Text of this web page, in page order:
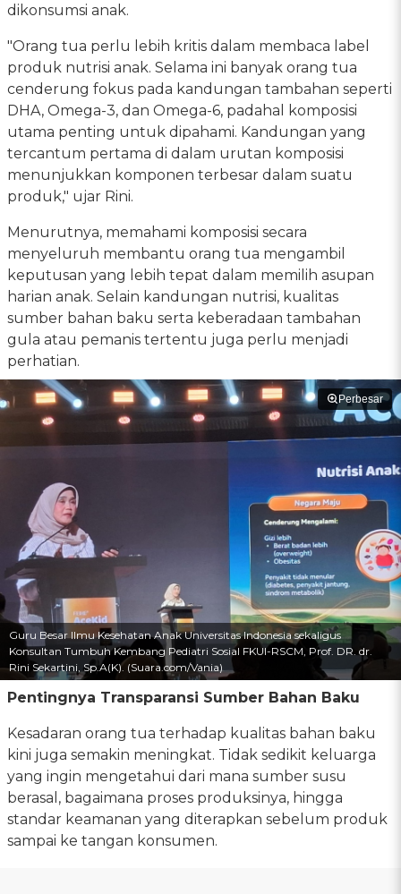
dikonsumsi anak.
"Orang tua perlu lebih kritis dalam membaca label
produk nutrisi anak. Selama ini banyak orang tua
cenderung fokus pada kandungan tambahan seperti
DHA, Omega-3, dan Omega-6, padahal komposisi
utama penting untuk dipahami. Kandungan yang
tercantum pertama di dalam urutan komposisi
menunjukkan komponen terbesar dalam suatu
produk," ujar Rini.
Menurutnya, memahami komposisi secara
menyeluruh membantu orang tua mengambil
keputusan yang lebih tepat dalam memilih asupan
harian anak. Selain kandungan nutrisi, kualitas
sumber bahan baku serta keberadaan tambahan
gula atau pemanis tertentu juga perlu menjadi
perhatian.
Perbesar
Guru Besar Ilmu Kesehatan Anak Universitas Indonesia sekaligus
Konsultan Tumbuh Kembang Pediatri Sosial FKUI-RSCM, Prof. DR. dr.
Rini Sekartini, Sp.A(K). (Suara.com/Vania)
Pentingnya Transparansi Sumber Bahan Baku
Kesadaran orang tua terhadap kualitas bahan baku
kini juga semakin meningkat. Tidak sedikit keluarga
yang ingin mengetahui dari mana sumber susu
berasal, bagaimana proses produksinya, hingga
standar keamanan yang diterapkan sebelum produk
sampai ke tangan konsumen.